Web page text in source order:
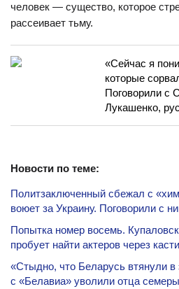
человек — существо, которое
рассеивает тьму.
«Сейчас я
которые
Поговорили с
Лукашенко,
Новости по теме:
Политзаключенный сбежал с
воюет за Украину. Поговорили с
Попытка номер восемь.
пробует найти актеров через
«Стыдно, что Беларусь втянули в
с «Белавиа» уволили отца